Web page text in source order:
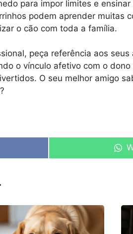
para impor limites e
podem aprender muitas
o cão com toda a família.
peça referência aos seus
o vínculo afetivo com o
O seu melhor amigo